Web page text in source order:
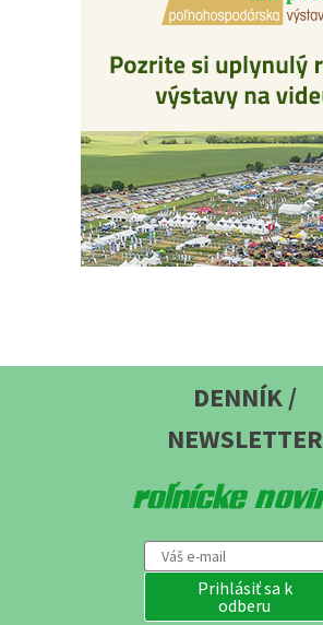
DENNÍK /
NEWSLETTER
Prihlásiť sa k
odberu